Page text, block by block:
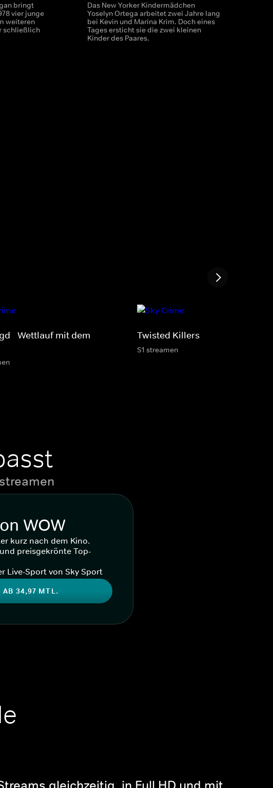
bringt
vier junge
weiteren
schließlich
Das New Yorker Kindermädchen
Yoselyn Ortega arbeitet zwei Jahre lang
bei Kevin und Marina Krim. Doch eines
Tages ersticht sie die zwei kleinen
Kinder des Paares.
- Wettlauf mit dem
Twisted Killers
S1 streamen
WOW
kurz nach dem Kino.
preisgekrönte Top-
Live-Sport von Sky Sport
AB 34,97 MTL.